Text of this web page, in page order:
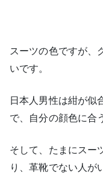
スーツの色ですが、
いです。
日本人男性は紺が似
で、自分の顔色に合
そして、たまにスー
り、革靴でない人が